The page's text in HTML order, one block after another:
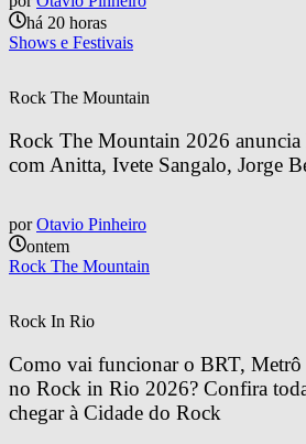
há 20 horas
Shows e Festivais
Rock The Mountain
Rock The Mountain 2026
com Anitta, Ivete Sangalo, Jorge
por Otavio Pinheiro
ontem
Rock The Mountain
Rock In Rio
Como vai funcionar o BRT, Metrô
no Rock in Rio 2026? Confira
chegar à Cidade do Rock